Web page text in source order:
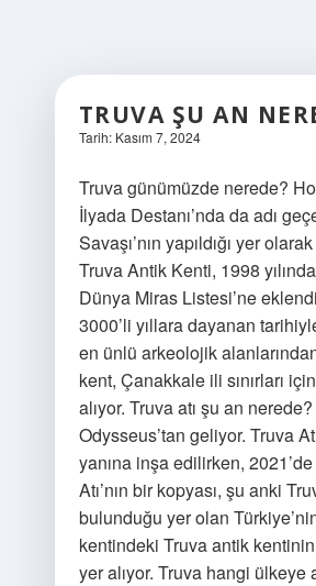
TRUVA ŞU AN
Tarih: Kasım 7, 2024
Truva günümüzde nerede?
İlyada Destanı’nda da adı
Savaşı’nın yapıldığı yer
Truva Antik Kenti, 1998
Dünya Miras Listesi’ne
3000’li yıllara dayanan
en ünlü arkeolojik
kent, Çanakkale ili sınırları
alıyor. Truva atı şu an
Odysseus’tan geliyor. Truva
yanına inşa edilirken,
Atı’nın bir kopyası, şu anki
bulunduğu yer olan
kentindeki Truva antik
yer alıyor. Truva hangi ülkeye